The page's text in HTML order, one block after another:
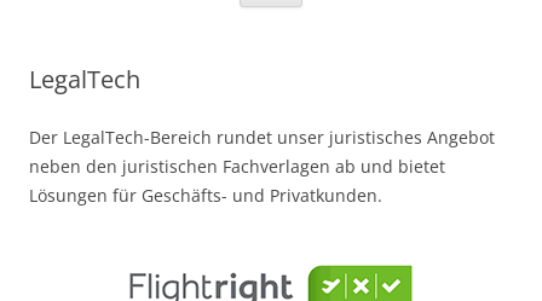
LegalTech
Der LegalTech-Bereich rundet unser juristisches Angebot
neben den juristischen Fachverlagen ab und bietet
Lösungen für Geschäfts- und Privatkunden.